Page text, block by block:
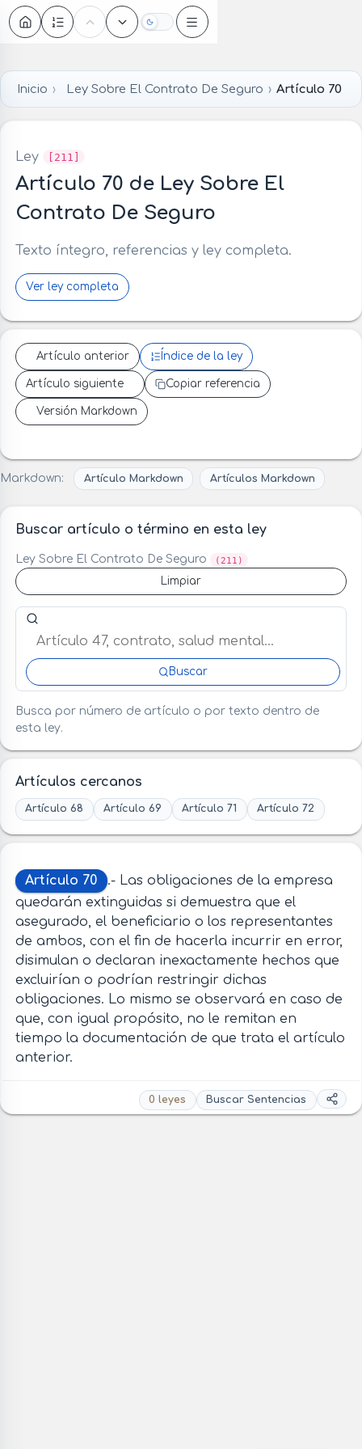
Oscuro
Inicio Ley Sobre El Contrato De Seguro Artículo 70
Ley [211]
Artículo 70 de Ley Sobre El
Contrato De Seguro
Texto íntegro, referencias y ley completa.
Ver ley completa
Artículo anterior Índice de la ley
Artículo siguiente Copiar referencia
Versión Markdown
Markdown: Artículo Markdown Artículos Markdown
Buscar artículo o término en esta ley
Ley Sobre El Contrato De Seguro (211)
Limpiar
Buscar artículo o término en esta ley
Buscar
Busca por número de artículo o por texto dentro de
esta ley.
Artículos cercanos
Artículo 68 Artículo 69 Artículo 71 Artículo 72
Artículo 70
.- Las obligaciones de la empresa
quedarán extinguidas si demuestra que el
asegurado, el beneficiario o los representantes
de ambos, con el fin de hacerla incurrir en error,
disimulan o declaran inexactamente hechos que
excluirían o podrían restringir dichas
obligaciones. Lo mismo se observará en caso de
que, con igual propósito, no le remitan en
tiempo la documentación de que trata el artículo
anterior.
0 leyes Buscar Sentencias